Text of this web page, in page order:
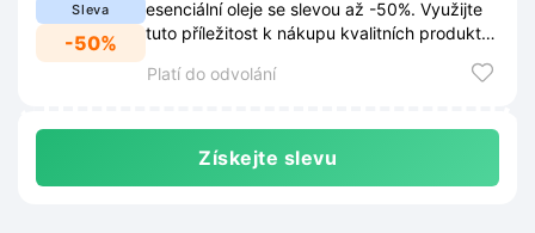
Sleva
-50%
esenciální oleje se slevou až -50%. Využijte
tuto příležitost k nákupu kvalitních produktů
Platí do odvolání
Získejte slevu